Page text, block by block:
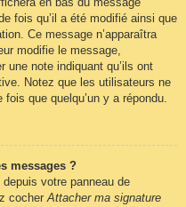
fois qu’il a été modifié ainsi que
Ce message n’apparaîtra
modifie le message,
note indiquant qu’ils ont
Notez que les utilisateurs ne
que quelqu’un y a répondu.
messages ?
votre panneau de
cocherAttacher ma signature